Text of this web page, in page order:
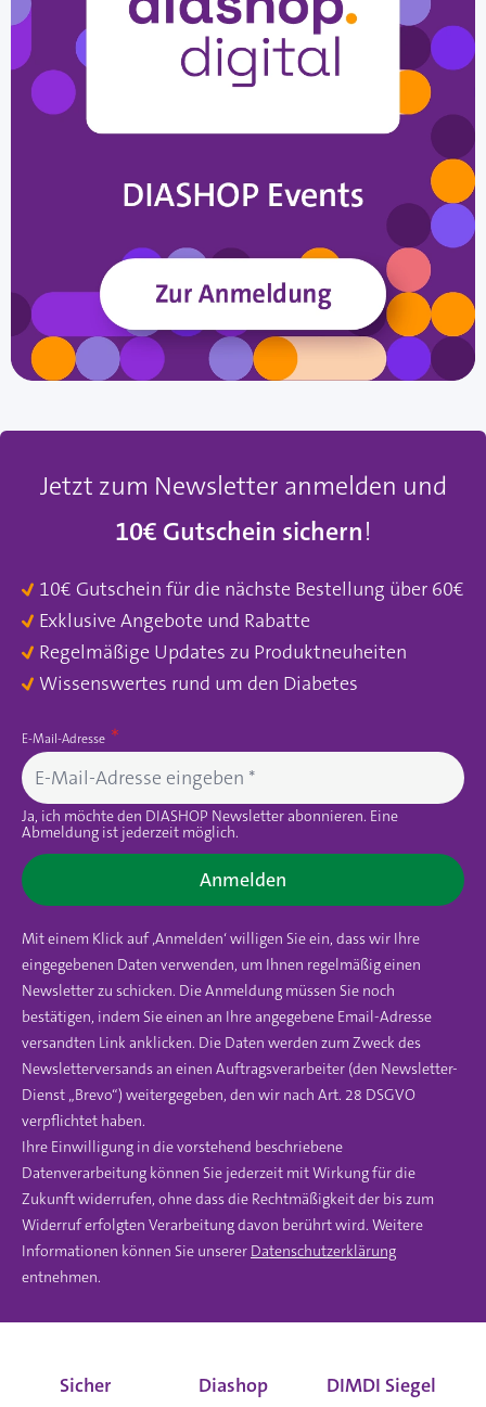
Jetzt zum Newsletter anmelden und
10€ Gutschein sichern!
10€ Gutschein für die nächste Bestellung über 60€
Exklusive Angebote und Rabatte
Regelmäßige Updates zu Produktneuheiten
Wissenswertes rund um den Diabetes
E-Mail-Adresse
Ja, ich möchte den DIASHOP Newsletter abonnieren. Eine
Abmeldung ist jederzeit möglich.
Anmelden
Mit einem Klick auf ‚Anmelden‘ willigen Sie ein, dass wir Ihre
eingegebenen Daten verwenden, um Ihnen regelmäßig einen
Newsletter zu schicken. Die Anmeldung müssen Sie noch
bestätigen, indem Sie einen an Ihre angegebene Email-Adresse
versandten Link anklicken. Die Daten werden zum Zweck des
Newsletterversands an einen Auftragsverarbeiter (den Newsletter-
Dienst „Brevo“) weitergegeben, den wir nach Art. 28 DSGVO
verpflichtet haben.
Ihre Einwilligung in die vorstehend beschriebene
Datenverarbeitung können Sie jederzeit mit Wirkung für die
Zukunft widerrufen, ohne dass die Rechtmäßigkeit der bis zum
Widerruf erfolgten Verarbeitung davon berührt wird. Weitere
Informationen können Sie unserer Datenschutzerklärung
entnehmen.
Sicher
Diashop
DIMDI Siegel